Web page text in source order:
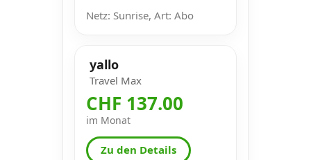
Netz: Sunrise, Art: Abo
yallo
Travel Max
CHF 137.00
im Monat
Zu den Details